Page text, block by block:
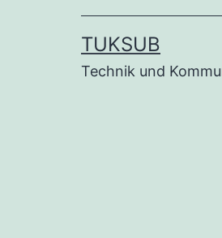
TUKSUB
Technik und